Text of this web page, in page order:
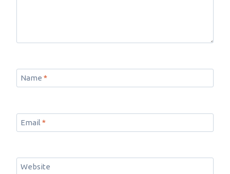
Name *
Email *
Website